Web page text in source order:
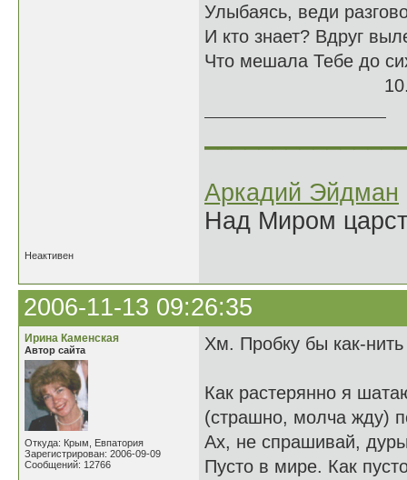
Улыбаясь, веди
И кто знает? Вдруг
Что мешала Тебе до
Аркадий Эйдман
Над Миром
Неактивен
2006-11-13 09:26:35
Ирина Каменская
Автор сайта
Откуда: Крым, Евпатория
Зарегистрирован: 2006-09-09
Сообщений: 12766
Хм. Пробку бы как-нить
Как растерянно я
(страшно, молча жду)
Ах, не спрашивай,
Пусто в мире. Как